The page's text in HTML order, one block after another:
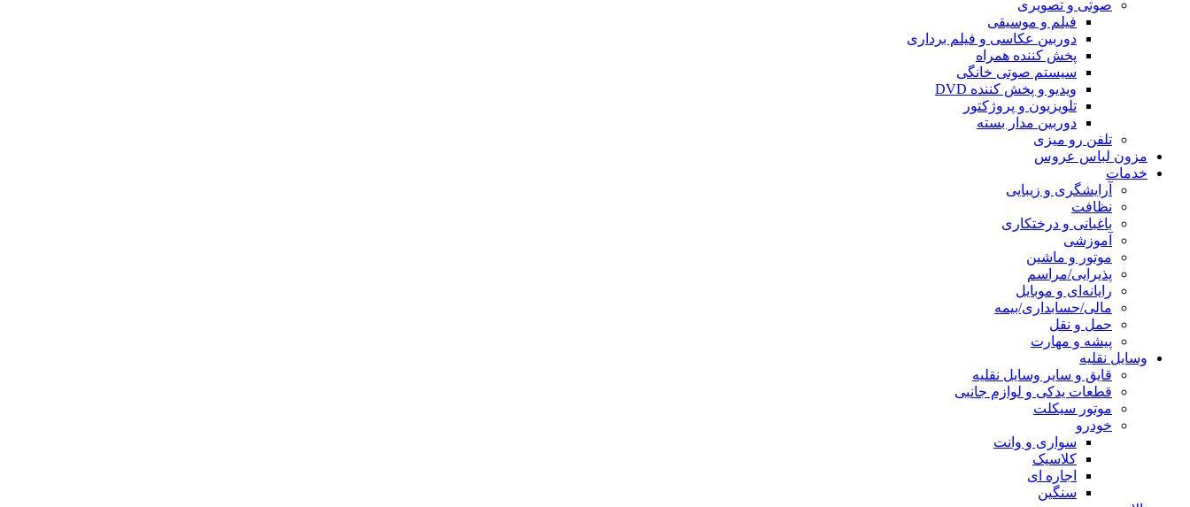
صوتی و تصویری
فیلم و موسیقی
دوربین عکاسی و فیلم برداری
پخش کننده همراه
سیستم صوتی خانگی
ویدیو و پخش کننده DVD
تلویزیون و پروژکتور
دوربین مدار بسته
تلفن رو میزی
مزون لباس عروس
خدمات
آرایشگری و زیبایی
نظافت
باغبانی و درختکاری
آموزشی
موتور و ماشین
پذیرایی/مراسم
رایانه‌ای و موبایل
مالی/حسابداری/بیمه
حمل و نقل
پیشه و مهارت
وسایل نقلیه
قایق و سایر وسایل نقلیه
قطعات یدکی و لوازم جانبی
موتور سیکلت
خودرو
سواری و وانت
کلاسیک
اجاره ای
سنگین